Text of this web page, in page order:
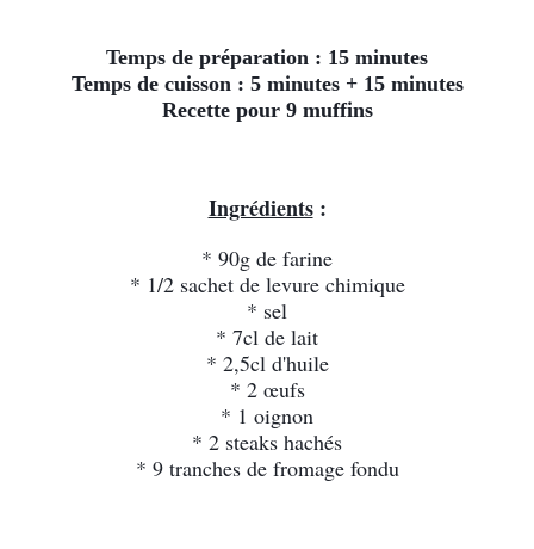
Temps de préparation : 15 minutes
Temps de cuisson : 5 minutes + 15 minutes
Recette pour 9 muffins
Ingrédients :
* 90g de farine
* 1/2 sachet de levure chimique
* sel
* 7cl de lait
* 2,5cl d'huile
* 2 œufs
* 1 oignon
* 2 steaks hachés
* 9 tranches de fromage fondu